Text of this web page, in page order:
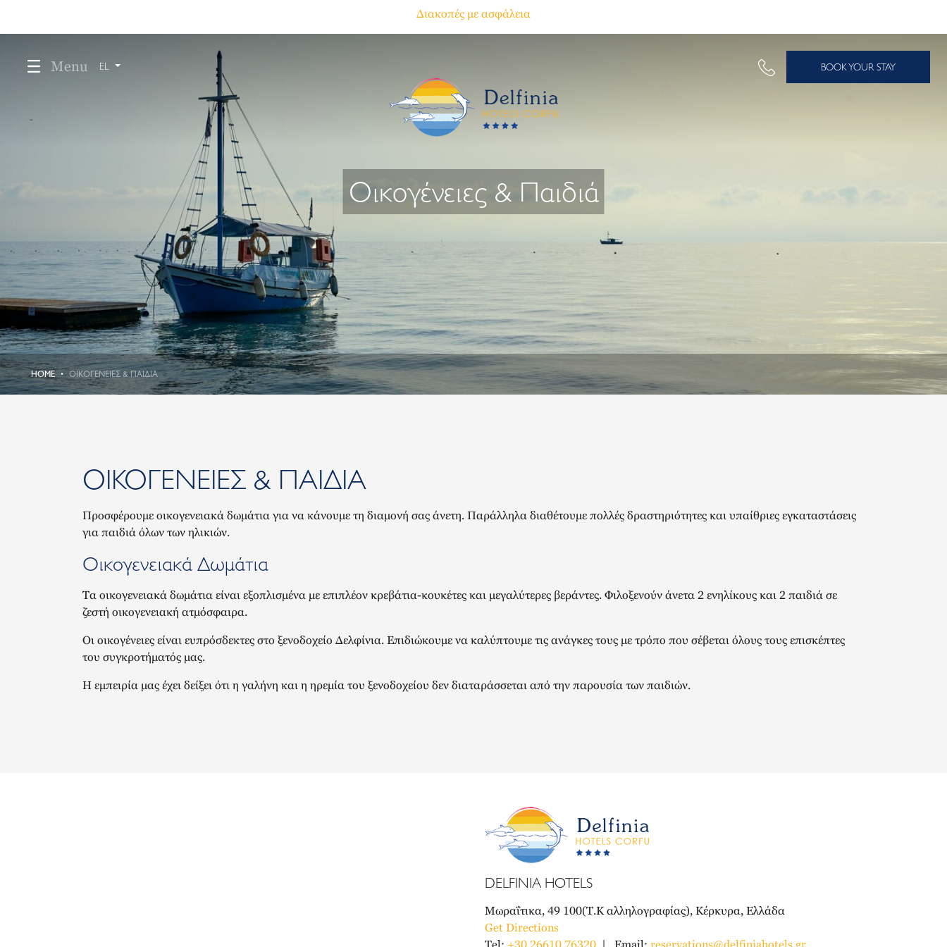
Διακοπές με ασφάλεια
Menu EL BOOK YOUR STAY
Οικογένειες & Παιδιά
HOME ΟΙΚΟΓΈΝΕΙΕΣ & ΠΑΙΔΙΆ
ΟΙΚΟΓΈΝΕΙΕΣ & ΠΑΙΔΙΆ
Προσφέρουμε οικογενειακά δωμάτια για να κάνουμε τη διαμονή σας άνετη. Παράλληλα διαθέτουμε πολλές δραστηριότητες και υπαίθριες εγκαταστάσεις
για παιδιά όλων των ηλικιών.
Οικογενειακά Δωμάτια
Τα οικογενειακά δωμάτια είναι εξοπλισμένα με επιπλέον κρεβάτια-κουκέτες και μεγαλύτερες βεράντες. Φιλοξενούν άνετα 2 ενηλίκους και 2 παιδιά σε
ζεστή οικογενειακή ατμόσφαιρα.
Οι οικογένειες είναι ευπρόσδεκτες στο ξενοδοχείο Δελφίνια. Επιδιώκουμε να καλύπτουμε τις ανάγκες τους με τρόπο που σέβεται όλους τους επισκέπτες
του συγκροτήματός μας.
Η εμπειρία μας έχει δείξει ότι η γαλήνη και η ηρεμία του ξενοδοχείου δεν διαταράσσεται από την παρουσία των παιδιών.
DELFINIA HOTELS
Μωραΐτικα, 49 100(Τ.Κ αλληλογραφίας), Κέρκυρα, Ελλάδα
Get Directions
Tel: +30 26610 76320 Email: reservations@delfiniahotels.gr